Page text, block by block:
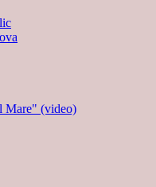
Mare" (video)